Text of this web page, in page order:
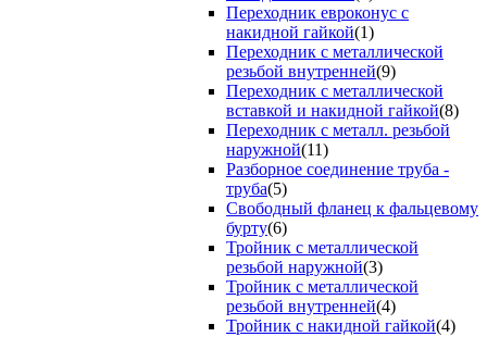
Переходник евроконус с
накидной гайкой(1)
Переходник с металлической
резьбой внутренней(9)
Переходник с металлической
вставкой и накидной гайкой(8)
Переходник с металл. резьбой
наружной(11)
Разборное соединение труба -
труба(5)
Свободный фланец к фальцевому
бурту(6)
Тройник с металлической
резьбой наружной(3)
Тройник с металлической
резьбой внутренней(4)
Тройник с накидной гайкой(4)